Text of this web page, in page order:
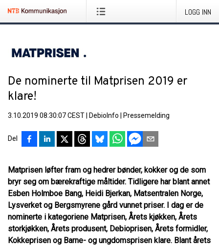
LOGG INN
De nominerte til Matprisen 2019 er
klare!
3.10.2019 08:30:07 CEST DebioInfo Pressemelding
Del
Matprisen løfter fram og hedrer bønder, kokker og de som
bryr seg om bærekraftige måltider. Tidligere har blant annet
Esben Holmboe Bang, Heidi Bjerkan, Matsentralen Norge,
Lysverket og Bergsmyrene gård vunnet priser. I dag er de
nominerte i kategoriene Matprisen, Årets kjøkken, Årets
storkjøkken, Årets produsent, Debioprisen, Årets formidler,
Kokkeprisen og Barne- og ungdomsprisen klare. Blant årets